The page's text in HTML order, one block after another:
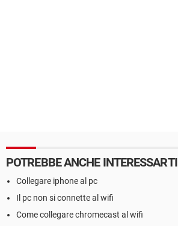
POTREBBE ANCHE INTERESSARTI
Collegare iphone al pc
Il pc non si connette al wifi
Come collegare chromecast al wifi